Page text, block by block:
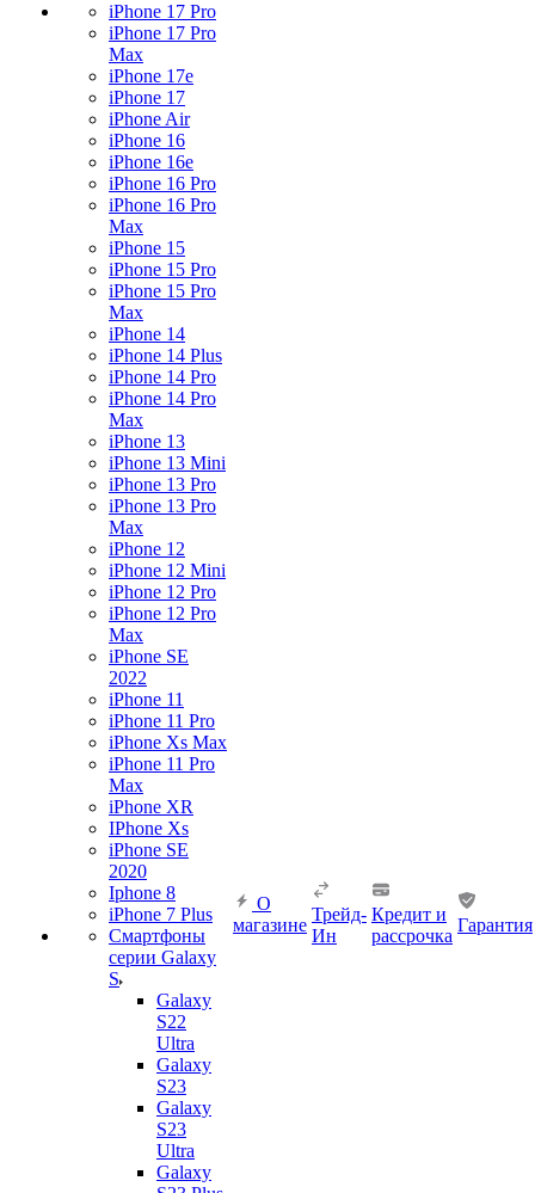
iPhone 17 Pro
iPhone 17 Pro
Max
iPhone 17e
iPhone 17
iPhone Air
iPhone 16
iPhone 16e
iPhone 16 Pro
iPhone 16 Pro
Max
iPhone 15
iPhone 15 Pro
iPhone 15 Pro
Max
iPhone 14
iPhone 14 Plus
iPhone 14 Pro
iPhone 14 Pro
Max
iPhone 13
iPhone 13 Mini
iPhone 13 Pro
iPhone 13 Pro
Max
iPhone 12
iPhone 12 Mini
iPhone 12 Pro
iPhone 12 Pro
Max
iPhone SE
2022
iPhone 11
iPhone 11 Pro
iPhone Xs Max
iPhone 11 Pro
Max
iPhone XR
IPhone Xs
iPhone SE
2020
Iphone 8
iPhone 7 Plus
Смартфоны
серии Galaxy
S
Galaxy
S22
Ultra
Galaxy
S23
Galaxy
S23
Ultra
Galaxy
О
магазине
Трейд-
Ин
Кредит и
рассрочка
Гарантия